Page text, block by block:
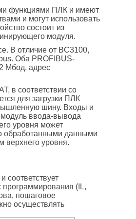
функциями ПЛК и имеют
и могут использовать
состоит из
модуля.
В отличие от BC3100,
Оба PROFIBUS-
Мбод, адрес
в соответствии со
для загрузки ПЛК
шину. Входы и
ввода-вывода
уровня может
обработанными данными
верхнего уровня.
соответствует
(IL,
пошаговое
осуществлять